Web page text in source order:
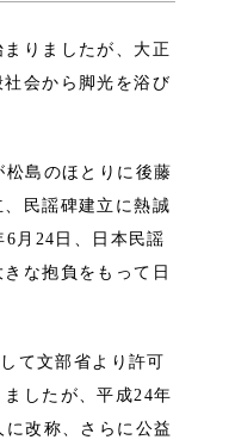
りましたが、大正
会から脚光を浴び
松島のほとりに後藤
民謡碑建立に熱誠
月24日、日本民謡
な抱負をもって日
て文部省より許可
したが、平成24年
改称、さらに公益